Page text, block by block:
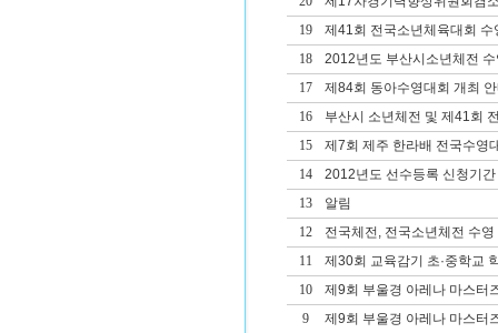
19
제41회 전국소년체육대회 수
18
2012년도 부산시소년체전
17
제84회 동아수영대회 개최
16
부산시 소년체전 및 제41회
15
제7회 제주 한라배 전국수영
14
2012년도 선수등록 신청기간
13
알림
12
전국체전, 전국소년체전 수
11
제30회 교육감기 초·중학교
10
제9회 부울경 아레나 마스터
9
제9회 부울경 아레나 마스터